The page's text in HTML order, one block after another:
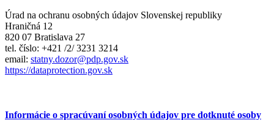
Úrad na ochranu osobných údajov Slovenskej republiky
Hraničná 12
820 07 Bratislava 27
tel. číslo: +421 /2/ 3231 3214
email: statny.dozor@pdp.gov.sk
https://dataprotection.gov.sk
Informácie o spracúvaní osobných údajov pre dotknuté osoby